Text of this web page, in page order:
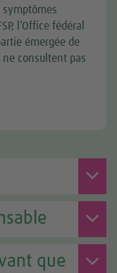
symptômes
l’Office fédéral
émergée de
ne consultent pas
que